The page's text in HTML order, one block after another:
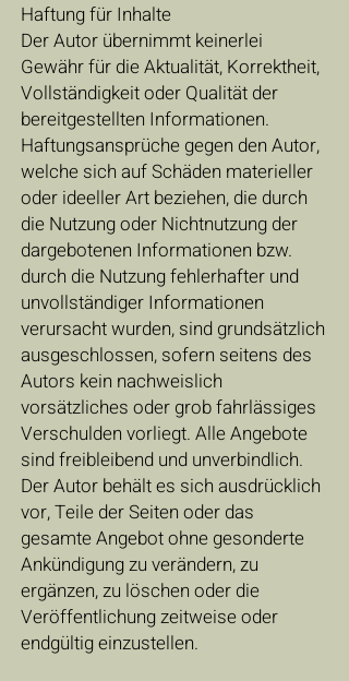
Haftung für Inhalte
Der Autor übernimmt keinerlei
Gewähr für die Aktualität, Korrektheit,
Vollständigkeit oder Qualität der
bereitgestellten Informationen.
Haftungsansprüche gegen den Autor,
welche sich auf Schäden materieller
oder ideeller Art beziehen, die durch
die Nutzung oder Nichtnutzung der
dargebotenen Informationen bzw.
durch die Nutzung fehlerhafter und
unvollständiger Informationen
verursacht wurden, sind grundsätzlich
ausgeschlossen, sofern seitens des
Autors kein nachweislich
vorsätzliches oder grob fahrlässiges
Verschulden vorliegt. Alle Angebote
sind freibleibend und unverbindlich.
Der Autor behält es sich ausdrücklich
vor, Teile der Seiten oder das
gesamte Angebot ohne gesonderte
Ankündigung zu verändern, zu
ergänzen, zu löschen oder die
Veröffentlichung zeitweise oder
endgültig einzustellen.